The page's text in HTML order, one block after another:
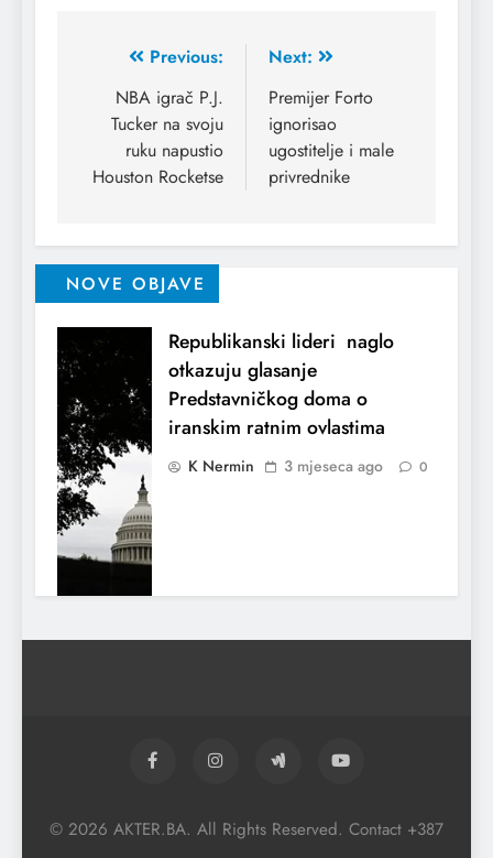
Previous:
NBA igrač P.J.
Tucker na svoju
ruku napustio
Houston Rocketse
Next:
Premijer Forto
ignorisao
ugostitelje i male
privrednike
NOVE OBJAVE
Republikanski lideri naglo
otkazuju glasanje
Predstavničkog doma o
iranskim ratnim ovlastima
K Nermin 3 mjeseca ago 0
El Nino utiče na živote stotina miliona
K Nermin 3 mjeseca ago 0
© 2026 AKTER.BA. All Rights Reserved. Contact +387